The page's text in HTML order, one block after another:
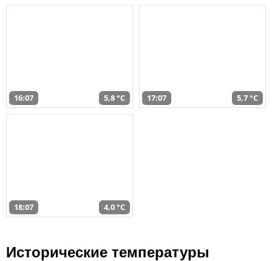
16:07 5,8 °C 17:07 5,7 °C
18:07 4,0 °C
Исторические температуры